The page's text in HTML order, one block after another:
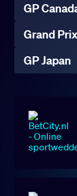
GP
Grand
GP Japan